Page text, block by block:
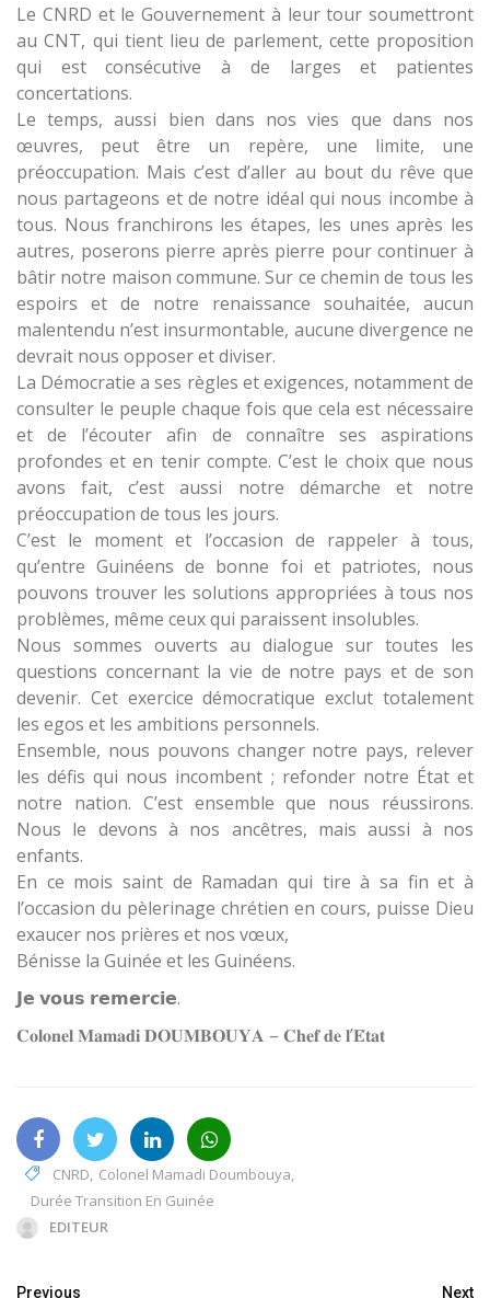
Le CNRD et le Gouvernement à leur tour soumettront
au CNT, qui tient lieu de parlement, cette proposition
qui est consécutive à de larges et patientes
concertations.
Le temps, aussi bien dans nos vies que dans nos
œuvres, peut être un repère, une limite, une
préoccupation. Mais c’est d’aller au bout du rêve que
nous partageons et de notre idéal qui nous incombe à
tous. Nous franchirons les étapes, les unes après les
autres, poserons pierre après pierre pour continuer à
bâtir notre maison commune. Sur ce chemin de tous les
espoirs et de notre renaissance souhaitée, aucun
malentendu n’est insurmontable, aucune divergence ne
devrait nous opposer et diviser.
La Démocratie a ses règles et exigences, notamment de
consulter le peuple chaque fois que cela est nécessaire
et de l’écouter afin de connaître ses aspirations
profondes et en tenir compte. C’est le choix que nous
avons fait, c’est aussi notre démarche et notre
préoccupation de tous les jours.
C’est le moment et l’occasion de rappeler à tous,
qu’entre Guinéens de bonne foi et patriotes, nous
pouvons trouver les solutions appropriées à tous nos
problèmes, même ceux qui paraissent insolubles.
Nous sommes ouverts au dialogue sur toutes les
questions concernant la vie de notre pays et de son
devenir. Cet exercice démocratique exclut totalement
les egos et les ambitions personnels.
Ensemble, nous pouvons changer notre pays, relever
les défis qui nous incombent ; refonder notre État et
notre nation. C’est ensemble que nous réussirons.
Nous le devons à nos ancêtres, mais aussi à nos
enfants.
En ce mois saint de Ramadan qui tire à sa fin et à
l’occasion du pèlerinage chrétien en cours, puisse Dieu
exaucer nos prières et nos vœux,
Bénisse la Guinée et les Guinéens.
𝗝𝗲 𝘃𝗼𝘂𝘀 𝗿𝗲𝗺𝗲𝗿𝗰𝗶𝗲.
𝐂𝐨𝐥𝐨𝐧𝐞𝐥 𝐌𝐚𝐦𝐚𝐝𝐢 𝐃𝐎𝐔𝐌𝐁𝐎𝐔𝐘𝐀 – 𝐂𝐡𝐞𝐟 𝐝𝐞 𝐥’𝐄́𝐭𝐚𝐭
CNRD, Colonel Mamadi Doumbouya,
Durée Transition En Guinée
EDITEUR
Previous Next